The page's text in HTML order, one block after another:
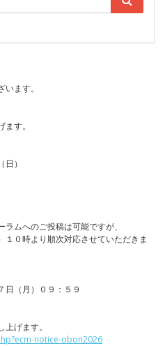
ます。
す。
）
ムへのご投稿は可能ですが、
０時より順次対応させていただきま
日（月）０９：５９
げます。
notice-obon2026